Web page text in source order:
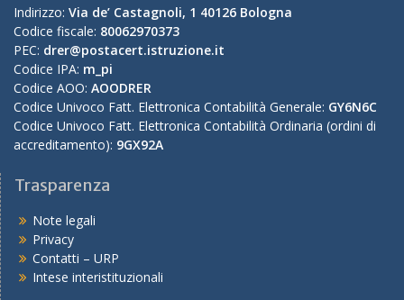
Indirizzo: Via de’ Castagnoli, 1 40126 Bologna
Codice fiscale: 80062970373
PEC: drer@postacert.istruzione.it
Codice IPA: m_pi
Codice AOO: AOODRER
Codice Univoco Fatt. Elettronica Contabilità Generale: GY6N6C
Codice Univoco Fatt. Elettronica Contabilità Ordinaria (ordini di
accreditamento): 9GX92A
Trasparenza
Note legali
Privacy
Contatti – URP
Intese interistituzionali